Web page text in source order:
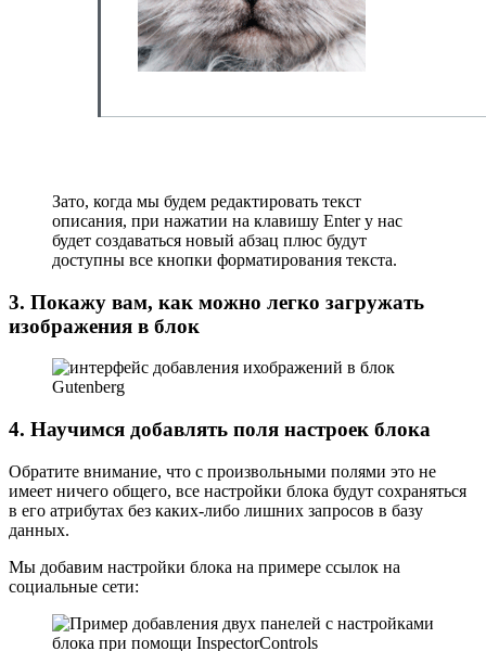
Зато, когда мы будем редактировать текст
описания, при нажатии на клавишу Enter у нас
будет создаваться новый абзац плюс будут
доступны все кнопки форматирования текста.
3. Покажу вам, как можно легко загружать
изображения в блок
4. Научимся добавлять поля настроек блока
Обратите внимание, что с произвольными полями это не
имеет ничего общего, все настройки блока будут сохраняться
в его атрибутах без каких-либо лишних запросов в базу
данных.
Мы добавим настройки блока на примере ссылок на
социальные сети: